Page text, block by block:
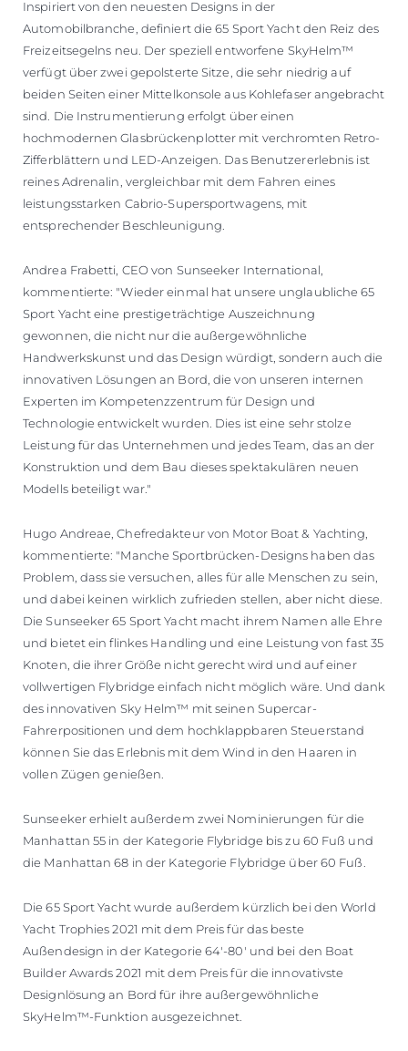
Inspiriert von den neuesten Designs in der
Automobilbranche, definiert die 65 Sport Yacht den Reiz des
Freizeitsegelns neu. Der speziell entworfene SkyHelm™
verfügt über zwei gepolsterte Sitze, die sehr niedrig auf
beiden Seiten einer Mittelkonsole aus Kohlefaser angebracht
sind. Die Instrumentierung erfolgt über einen
hochmodernen Glasbrückenplotter mit verchromten Retro-
Zifferblättern und LED-Anzeigen. Das Benutzererlebnis ist
reines Adrenalin, vergleichbar mit dem Fahren eines
leistungsstarken Cabrio-Supersportwagens, mit
entsprechender Beschleunigung.
Andrea Frabetti, CEO von Sunseeker International,
kommentierte: "Wieder einmal hat unsere unglaubliche 65
Sport Yacht eine prestigeträchtige Auszeichnung
gewonnen, die nicht nur die außergewöhnliche
Handwerkskunst und das Design würdigt, sondern auch die
innovativen Lösungen an Bord, die von unseren internen
Experten im Kompetenzzentrum für Design und
Technologie entwickelt wurden. Dies ist eine sehr stolze
Leistung für das Unternehmen und jedes Team, das an der
Konstruktion und dem Bau dieses spektakulären neuen
Modells beteiligt war."
Hugo Andreae, Chefredakteur von Motor Boat & Yachting,
kommentierte: "Manche Sportbrücken-Designs haben das
Problem, dass sie versuchen, alles für alle Menschen zu sein,
und dabei keinen wirklich zufrieden stellen, aber nicht diese.
Die Sunseeker 65 Sport Yacht macht ihrem Namen alle Ehre
und bietet ein flinkes Handling und eine Leistung von fast 35
Knoten, die ihrer Größe nicht gerecht wird und auf einer
vollwertigen Flybridge einfach nicht möglich wäre. Und dank
des innovativen Sky Helm™ mit seinen Supercar-
Fahrerpositionen und dem hochklappbaren Steuerstand
können Sie das Erlebnis mit dem Wind in den Haaren in
vollen Zügen genießen.
Sunseeker erhielt außerdem zwei Nominierungen für die
Manhattan 55 in der Kategorie Flybridge bis zu 60 Fuß und
die Manhattan 68 in der Kategorie Flybridge über 60 Fuß.
Die 65 Sport Yacht wurde außerdem kürzlich bei den World
Yacht Trophies 2021 mit dem Preis für das beste
Außendesign in der Kategorie 64'-80' und bei den Boat
Builder Awards 2021 mit dem Preis für die innovativste
Designlösung an Bord für ihre außergewöhnliche
SkyHelm™-Funktion ausgezeichnet.